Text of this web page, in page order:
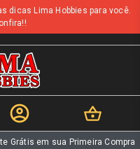
dicas Lima Hobbies para você.
Grátis em sua Primeira Compra